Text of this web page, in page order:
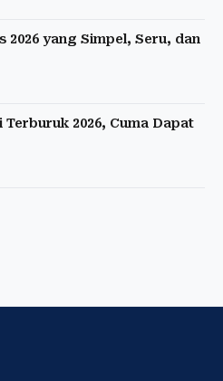
2026 yang Simpel, Seru, dan
2026, Cuma Dapat